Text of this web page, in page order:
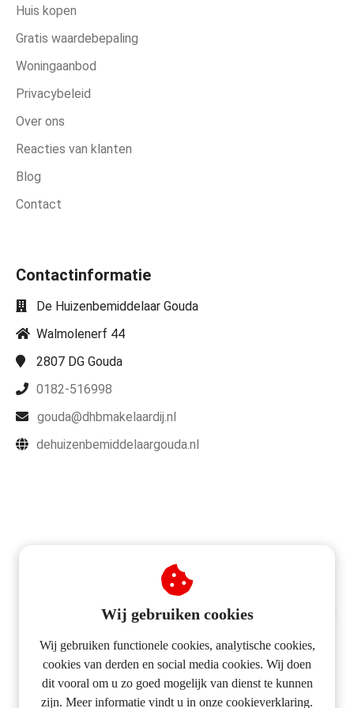
Huis kopen
Gratis waardebepaling
Woningaanbod
Privacybeleid
Over ons
Reacties van klanten
Blog
Contact
Contactinformatie
De Huizenbemiddelaar Gouda
Walmolenerf 44
2807 DG Gouda
0182-516998
gouda@dhbmakelaardij.nl
dehuizenbemiddelaargouda.nl
HUIS VERKOPEN?
FULL SERVICE
VERKOOPPAKKET
Wij gebruiken cookies
Wij gebruiken functionele cookies, analytische cookies,
cookies van derden en social media cookies. Wij doen
dit vooral om u zo goed mogelijk van dienst te kunnen
zijn. Meer informatie vindt u in onze cookieverklaring.